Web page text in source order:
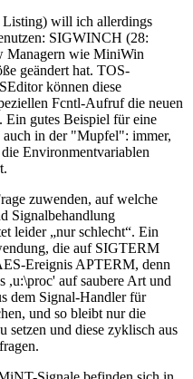
Listing) will ich allerdings
SIGWINCH (28:
Managern wie MiniWin
geändert hat. TOS-
können diese
Fcntl-Aufruf die neuen
Ein gutes Beispiel für eine
auch in der "Mupfel": immer,
Environmentvariablen
zuwenden, auf welche
Signalbehandlung
leider „nur schlecht“. Ein
die auf SIGTERM
Ereignis APTERM, denn
,u:\proc' auf saubere Art und
dem Signal-Handler für
und so bleibt nur die
setzen und diese zyklisch aus